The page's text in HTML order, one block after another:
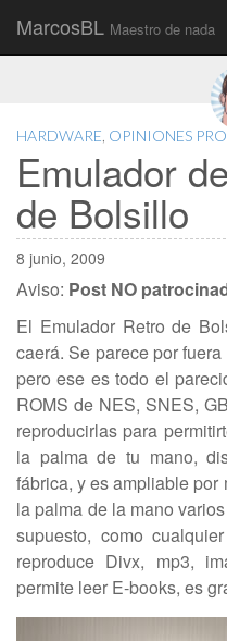
MarcosBL Maestro de nada
HARDWARE OPINIONES
Emulador
de Bolsillo
8 junio, 2009
Aviso: Post NO
El Emulador Retro de
caerá. Se parece por
pero ese es todo el
ROMS de NES, SNES,
reproducirlas para
la palma de tu mano,
fábrica, y es ampliable
la palma de la mano
supuesto, como
reproduce Divx, mp3,
permite leer E-books, es